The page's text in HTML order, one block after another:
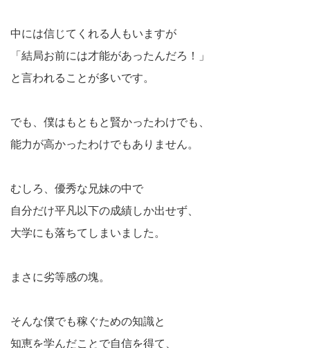
中には信じてくれる人もいますが
「結局お前には才能があったんだろ！」
と言われることが多いです。
でも、僕はもともと賢かったわけでも、
能力が高かったわけでもありません。
むしろ、優秀な兄妹の中で
自分だけ平凡以下の成績しか出せず、
大学にも落ちてしまいました。
まさに劣等感の塊。
そんな僕でも稼ぐための知識と
知恵を学んだことで自信を得て、